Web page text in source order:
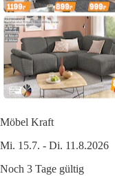
Möbel Kraft
Mi. 15.7. - Di. 11.8.2026
Noch 3 Tage gültig